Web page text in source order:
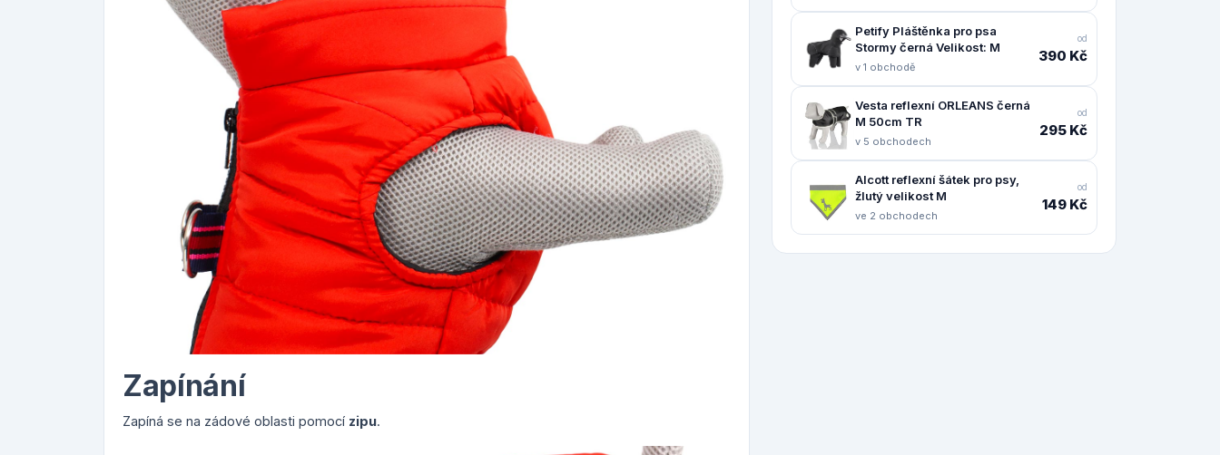
Zapínání
Zapíná se na zádové oblasti pomocí zipu.
Petify Pláštěnka pro psa
Stormy černá Velikost: M
v 1 obchodě
od
390 Kč
Vesta reflexní ORLEANS černá
M 50cm TR
v 5 obchodech
od
295 Kč
Alcott reflexní šátek pro psy,
žlutý velikost M
ve 2 obchodech
od
149 Kč